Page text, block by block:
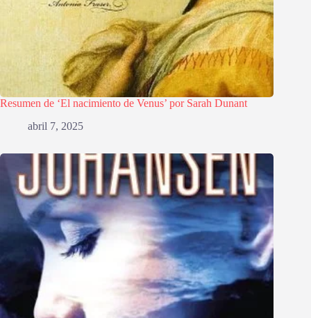
Resumen de ‘El nacimiento de Venus’ por Sarah Dunant
abril 7, 2025